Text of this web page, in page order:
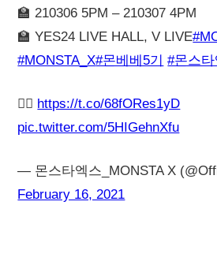
🏫 210306 5PM – 210307 4PM
🏫 YES24 LIVE HALL, V LIVE
#MONSTA_X#몬베베5기 #몬스
👉🏻 https://t.co/68fORes1yD
pic.twitter.com/5HIGehnXfu
— 몬스타엑스_MONSTA X
February 16, 2021